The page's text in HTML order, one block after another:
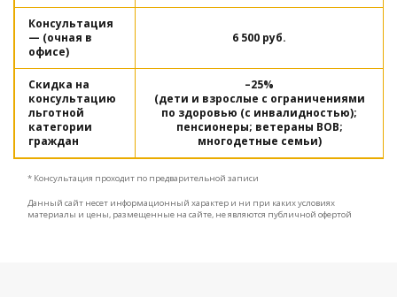
Консультация
— (очная в
офисе)
6 500 руб.
Скидка на
консультацию
льготной
категории
граждан
–25%
(дети и взрослые с ограничениями
по здоровью (с инвалидностью);
пенсионеры; ветераны ВОВ;
многодетные семьи)
* Консультация проходит по предварительной записи
Данный сайт несет информационный характер и ни при каких условиях
материалы и цены, размещенные на сайте, не являются публичной офертой